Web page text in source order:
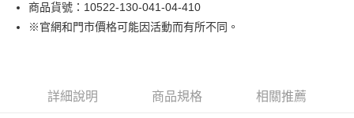
運送方式
商品貨號：10522-130-041-04-410
※官網和門市價格可能因活動而有所不同。
詳細說明 商品規格 相關推薦